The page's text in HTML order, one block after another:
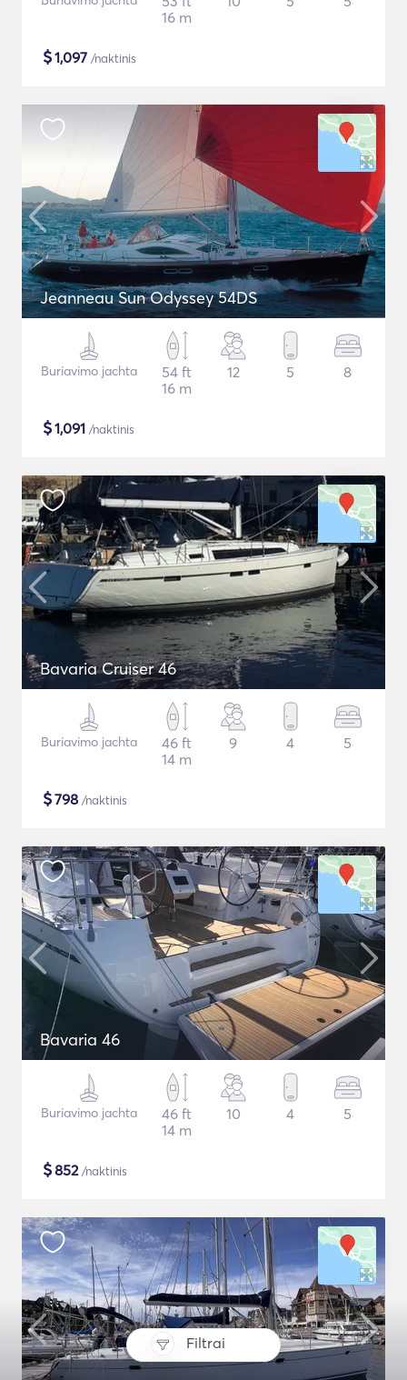
Filtrai
16 m
$1,097 /naktinis
Jeanneau Sun Odyssey 54DS
Buriavimo jachta
54 ft
16 m
12 5 8
$1,091 /naktinis
Bavaria Cruiser 46
Buriavimo jachta
46 ft
14 m
9 4 5
$798 /naktinis
Bavaria 46
Buriavimo jachta
46 ft
14 m
10 4 5
$852/naktinis